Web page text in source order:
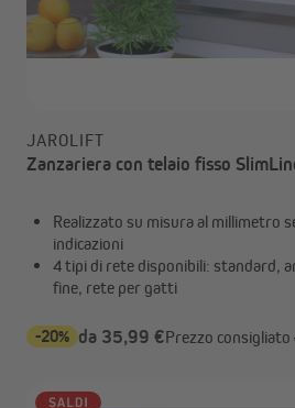
JAROLIFT
Zanzariera con telaio fisso
Realizzato su misura al millimetro
indicazioni
4 tipi di rete disponibili: standard,
fine, rete per gatti
-20% da 35,99 €Prezzo consigliato